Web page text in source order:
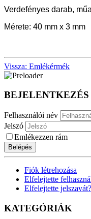
Verdefényes darab,
Mérete: 40 mm x 3 mm
Vissza: Emlékérmék
BEJELENTKEZÉS
Felhasználói név
Jelszó
Emlékezzen rám
Belépés
Fiók létrehozása
Elfelejtette
Elfelejtette jelszavát?
KATEGÓRIÁK